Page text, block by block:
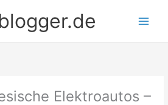
Elektroautos –